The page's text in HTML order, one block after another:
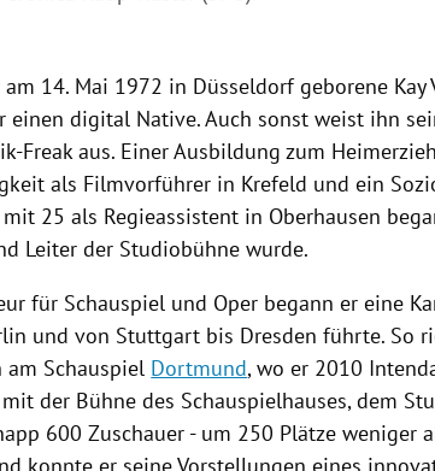
14. Mai 1972 in Düsseldorfgeborene Kay
einen digital Native. Auch sonst weist ihn
Freak aus. Einer Ausbildung zum
als Filmvorführer in Krefeld und ein
mit 25 als Regieassistent in Oberhausen
Leiter der Studiobühne wurde.
für Schauspiel und Oper begann er eine
und von Stuttgart bis Dresden führte. So
am Schauspiel Dortmund, wo er 2010
der Bühne des Schauspielhauses, dem
600 Zuschauer - um 250 Plätze weniger
konnte er seine Vorstellungen eines